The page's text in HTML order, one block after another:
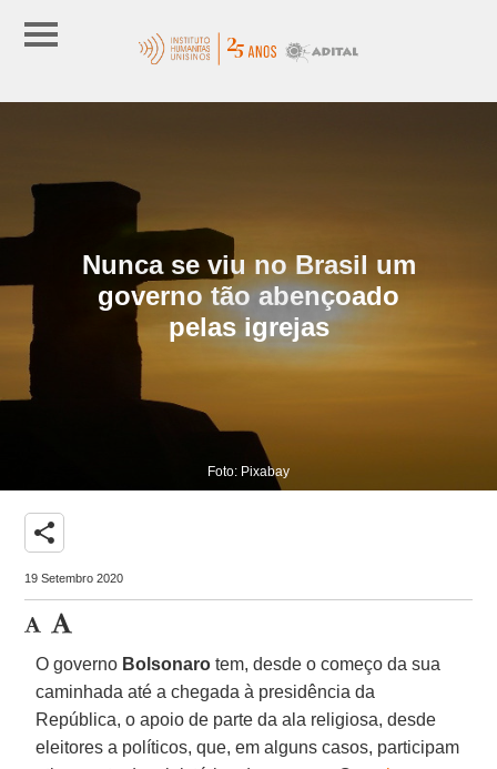
Nunca se viu no Brasil um
governo tão abençoado
pelas igrejas
Foto: Pixabay
share
19 Setembro 2020
O governo Bolsonaro tem, desde o começo da sua
caminhada até a chegada à presidência da
República, o apoio de parte da ala religiosa, desde
eleitores a políticos, que, em alguns casos, participam